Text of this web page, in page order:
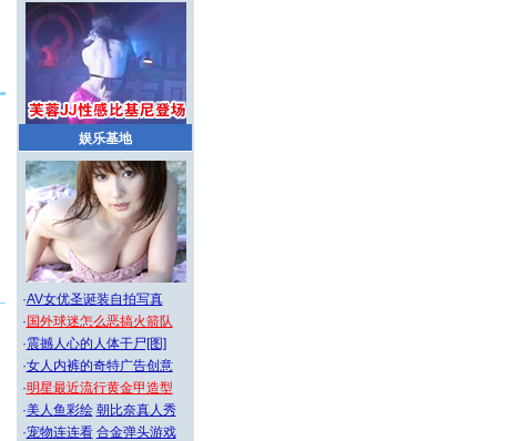
娱乐基地
·AV女优圣诞装自拍写真
· 国外球迷怎么恶搞火箭队
·震撼人心的人体干尸[图]
·女人内裤的奇特广告创意
·明星最近流行黄金甲造型
·美人鱼彩绘 朝比奈真人秀
·宠物连连看 合金弹头游戏